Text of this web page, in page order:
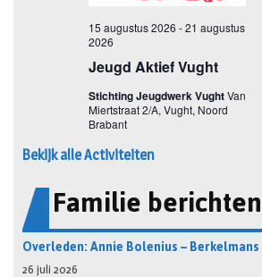
Bekijk alle Activiteiten
Familie berichten
Overleden: Annie Bolenius – Berkelmans
26 juli 2026